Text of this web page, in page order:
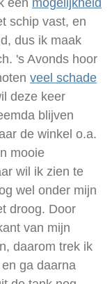
een mogelijkheid
schip vast, en
dus ik maak
's Avonds hoor
veel schade
deze keer
blijven
de winkel o.a.
mooie
wil ik zien te
wel onder mijn
droog. Door
van mijn
daarom trek ik
ga daarna